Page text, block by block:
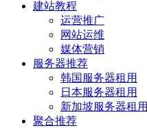
建站教程
运营推广
网站运维
媒体营销
服务器推荐
韩国服务器租用
日本服务器租用
新加坡服务器租用
聚合推荐